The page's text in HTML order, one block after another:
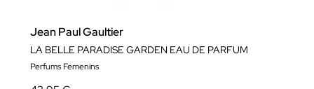
Jean Paul Gaultier
LA BELLE PARADISE GARDEN EAU DE PARFUM
Perfums Femenins